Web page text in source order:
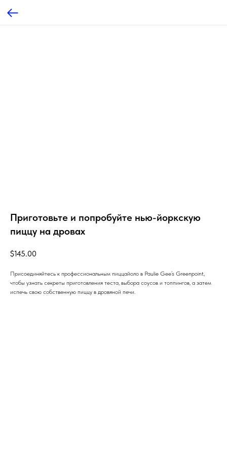
Приготовьте и попробуйте нью-йоркскую
пиццу на дровах
$145.00
Присоединяйтесь к профессиональным пиццайоло в Paulie Gee’s Greenpoint,
чтобы узнать секреты приготовления теста, выбора соусов и топпингов, а затем
испечь свою собственную пиццу в дровяной печи.